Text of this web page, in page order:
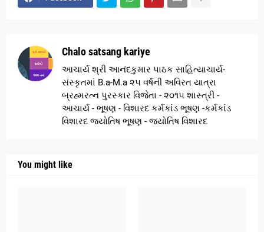
Chalo satsang kariye
આચાર્ય શ્રી આનંદકુમાર પાઠક સાહિત્યાચાર્ય-
સંસ્કૃતમાં B.a-M.a ૨૫ વર્ષની અવિરત યાત્રા
બ્રહ્મરત્ન પુરસ્કાર વિજેતા - ૨૦૧૫ શાસ્ત્રી -
આચાર્ય - ભૂષણ - વિશારદ કર્મકાંડ ભૂષણ -કર્મકાંડ
વિશારદ જ્યોતિષ ભૂષણ - જ્યોતિષ વિશારદ
You might like